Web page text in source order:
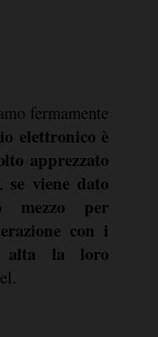
fermamente
elettronico è
apprezzato
se viene dato
mezzo per
con i
alta la loro